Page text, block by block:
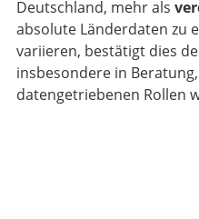
Deutschland, mehr als
absolute Länderdaten zu
variieren, bestätigt dies
insbesondere in
datengetriebenen Rollen